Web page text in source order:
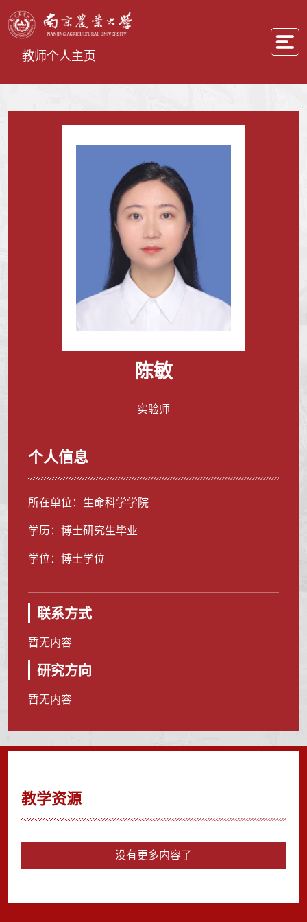
教师个人主页
陈敏
实验师
个人信息
所在单位：生命科学学院
学历：博士研究生毕业
学位：博士学位
联系方式
暂无内容
研究方向
暂无内容
教学资源
没有更多内容了